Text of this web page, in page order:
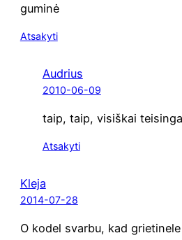
guminė
Atsakyti
Audrius
2010-06-09
taip, taip, visiš­kai
Atsakyti
Kleja
2014-07-28
O kodel svar­bu, kad